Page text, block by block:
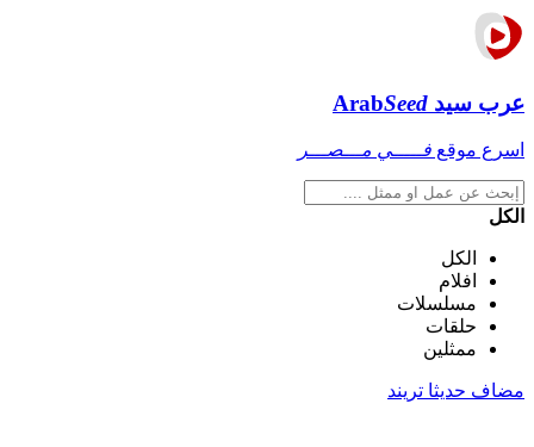
عرب سيد ArabSeed
اسرع موقع فـــــي مـــصـــر
الكل
الكل
افلام
مسلسلات
حلقات
ممثلين
مضاف حديثا تريند